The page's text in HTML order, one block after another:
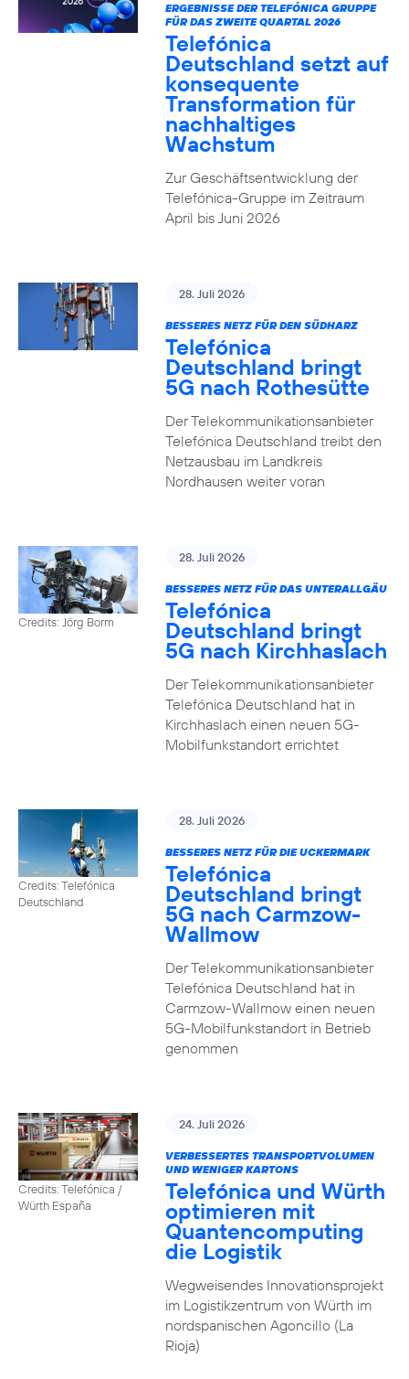
ERGEBNISSE DER TELEFÓNICA GRUPPE
FÜR DAS ZWEITE QUARTAL 2026
Telefónica
Deutschland setzt auf
konsequente
Transformation für
nachhaltiges
Wachstum
Zur Geschäftsentwicklung der
Telefónica-Gruppe im Zeitraum
April bis Juni 2026
28. Juli 2026
BESSERES NETZ FÜR DEN SÜDHARZ
Telefónica
Deutschland bringt
5G nach Rothesütte
Der Telekommunikationsanbieter
Telefónica Deutschland treibt den
Netzausbau im Landkreis
Nordhausen weiter voran
Credits: Jörg Borm
28. Juli 2026
BESSERES NETZ FÜR DAS UNTERALLGÄU
Telefónica
Deutschland bringt
5G nach Kirchhaslach
Der Telekommunikationsanbieter
Telefónica Deutschland hat in
Kirchhaslach einen neuen 5G-
Mobilfunkstandort errichtet
Credits: Telefónica
Deutschland
28. Juli 2026
BESSERES NETZ FÜR DIE UCKERMARK
Telefónica
Deutschland bringt
5G nach Carmzow-
Wallmow
Der Telekommunikationsanbieter
Telefónica Deutschland hat in
Carmzow-Wallmow einen neuen
5G-Mobilfunkstandort in Betrieb
genommen
Credits: Telefónica /
Würth España
24. Juli 2026
VERBESSERTES TRANSPORTVOLUMEN
UND WENIGER KARTONS
Telefónica und Würth
optimieren mit
Quantencomputing
die Logistik
Wegweisendes Innovationsprojekt
im Logistikzentrum von Würth im
nordspanischen Agoncillo (La
Rioja)